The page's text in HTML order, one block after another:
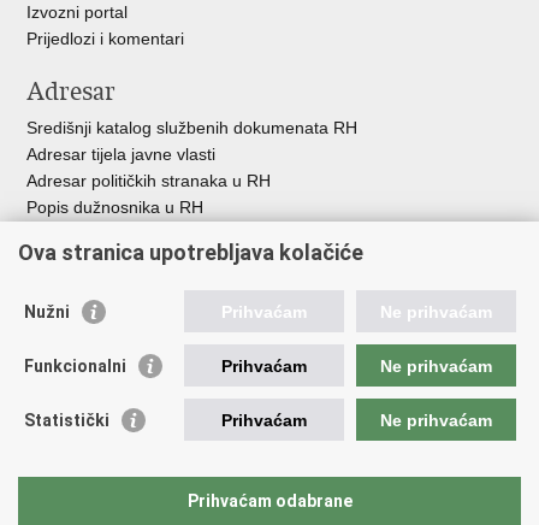
Izvozni portal
Prijedlozi i komentari
Adresar
Središnji katalog službenih dokumenata RH
Adresar tijela javne vlasti
Adresar političkih stranaka u RH
Popis dužnosnika u RH
Pozivi za žurnu pomoć
Važne poveznice
Strukturni i investicijski fondovi
Središnja agencija za financiranje i ugovaranje
Predstavništvo Europske komisije u Hrvatskoj
Europski parlament
Ova stranica upotrebljava kolačiće
Nužni Prihvaćam Ne prihvaćam
Funkcionalni Prihvaćam Ne prihvaćam
Statistički Prihvaćam Ne prihvaćam
Prihvaćam odabrane